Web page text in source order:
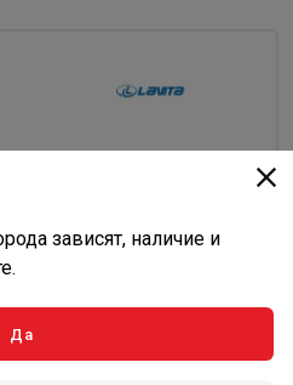
3.500
3.500
зависят, наличие и
Да